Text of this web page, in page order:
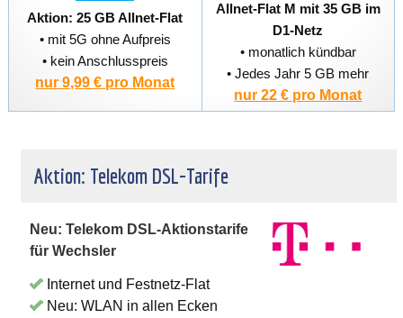
Aktion: 25 GB Allnet-Flat
• mit 5G ohne Aufpreis
• kein Anschlusspreis
nur 9,99 € pro Monat
Allnet-Flat M mit 35 GB im
D1-Netz
• monatlich kündbar
• Jedes Jahr 5 GB mehr
nur 22 € pro Monat
Aktion: Telekom DSL-Tarife
Neu: Telekom DSL-Aktionstarife
für Wechsler
Internet und Festnetz-Flat
Neu: WLAN in allen Ecken